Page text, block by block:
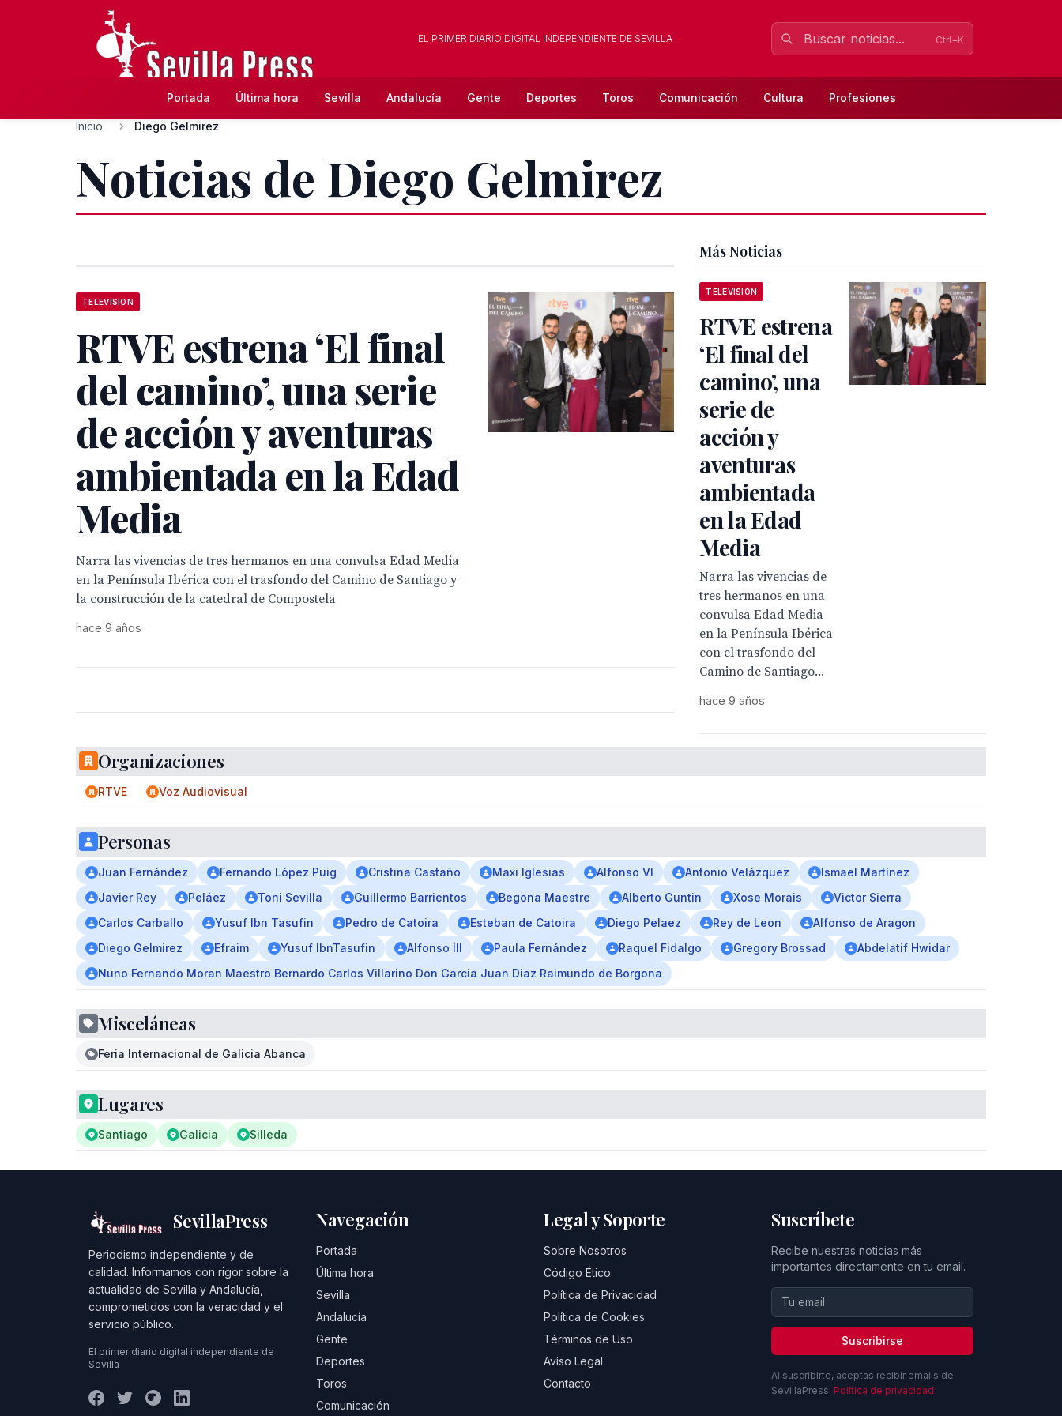
EL PRIMER DIARIO DIGITAL INDEPENDIENTE DE SEVILLA Ctrl+K
Portada Última hora Sevilla Andalucía Gente Deportes Toros Comunicación Cultura Profesiones
Inicio Diego Gelmirez
Noticias de Diego Gelmirez
TELEVISION
RTVE estrena ‘El final
del camino’, una serie
de acción y aventuras
ambientada en la Edad
Media
Narra las vivencias de tres hermanos en una convulsa Edad Media
en la Península Ibérica con el trasfondo del Camino de Santiago y
la construcción de la catedral de Compostela
hace 9 años
Más Noticias
TELEVISION
RTVE estrena
‘El final del
camino’, una
serie de
acción y
aventuras
ambientada
en la Edad
Media
Narra las vivencias de
tres hermanos en una
convulsa Edad Media
en la Península Ibérica
con el trasfondo del
Camino de Santiago...
hace 9 años
Organizaciones
RTVE Voz Audiovisual
Personas
Juan Fernández Fernando López Puig Cristina Castaño Maxi Iglesias Alfonso VI Antonio Velázquez
Ismael Martínez
Javier Rey
Peláez Toni Sevilla Guillermo Barrientos Begona Maestre Alberto Guntin Xose Morais
Victor Sierra
Carlos Carballo
Yusuf Ibn Tasufin Pedro de Catoira Esteban de Catoira Diego Pelaez Rey de Leon
Alfonso de Aragon
Diego Gelmirez
Efraim Yusuf IbnTasufin Alfonso III Paula Fernández Raquel Fidalgo Gregory Brossad
Abdelatif Hwidar
Nuno Fernando Moran Maestro Bernardo Carlos Villarino Don Garcia Juan Diaz Raimundo de Borgona
Misceláneas
Feria Internacional de Galicia Abanca
Lugares
Santiago Galicia Silleda
SevillaPress
Periodismo independiente y de
calidad. Informamos con rigor sobre la
actualidad de Sevilla y Andalucía,
comprometidos con la veracidad y el
servicio público.
El primer diario digital independiente de
Sevilla
Navegación
Portada
Última hora
Sevilla
Andalucía
Gente
Deportes
Toros
Comunicación
Legal y Soporte
Sobre Nosotros
Código Ético
Política de Privacidad
Política de Cookies
Términos de Uso
Aviso Legal
Contacto
Suscríbete
Recibe nuestras noticias más
importantes directamente en tu email.
Suscribirse
Al suscribirte, aceptas recibir emails de
SevillaPress. Política de privacidad